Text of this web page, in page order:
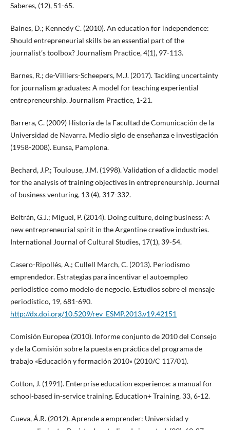
Saberes, (12), 51-65.
Baines, D.; Kennedy C. (2010). An education for independence:
Should entrepreneurial skills be an essential part of the
journalist’s toolbox? Journalism Practice, 4(1), 97-113.
Barnes, R.; de-Villiers-Scheepers, M.J. (2017). Tackling uncertainty
for journalism graduates: A model for teaching experiential
entrepreneurship. Journalism Practice, 1-21.
Barrera, C. (2009) Historia de la Facultad de Comunicación de la
Universidad de Navarra. Medio siglo de enseñanza e investigación
(1958-2008). Eunsa, Pamplona.
Bechard, J.P.; Toulouse, J.M. (1998). Validation of a didactic model
for the analysis of training objectives in entrepreneurship. Journal
of business venturing, 13 (4), 317-332.
Beltrán, G.J.; Miguel, P. (2014). Doing culture, doing business: A
new entrepreneurial spirit in the Argentine creative industries.
International Journal of Cultural Studies, 17(1), 39-54.
Casero-Ripollés, A.; Cullell March, C. (2013). Periodismo
emprendedor. Estrategias para incentivar el autoempleo
periodístico como modelo de negocio. Estudios sobre el mensaje
periodístico, 19, 681-690.
http://dx.doi.org/10.5209/rev_ESMP.2013.v19.42151
Comisión Europea (2010). Informe conjunto de 2010 del Consejo
y de la Comisión sobre la puesta en práctica del programa de
trabajo «Educación y formación 2010» (2010/C 117/01).
Cotton, J. (1991). Enterprise education experience: a manual for
school-based in-service training. Education+ Training, 33, 6-12.
Cueva, Á.R. (2012). Aprende a emprender: Universidad y